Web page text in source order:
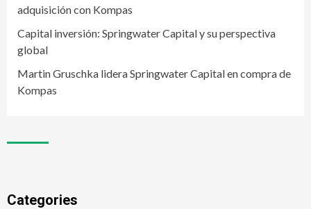
adquisición con Kompas
Capital inversión: Springwater Capital y su perspectiva
global
Martin Gruschka lidera Springwater Capital en compra de
Kompas
Categories